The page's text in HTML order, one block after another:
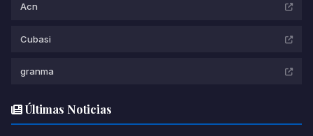
Acn
Cubasi
granma
Últimas Noticias